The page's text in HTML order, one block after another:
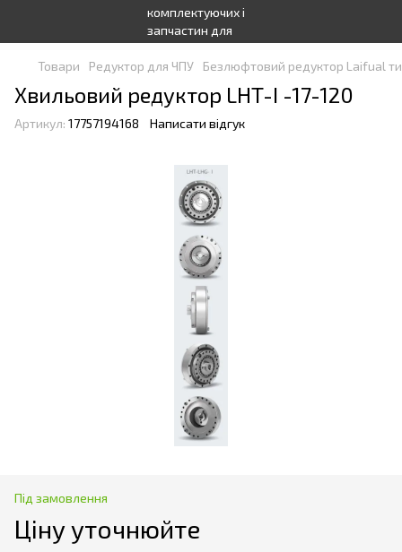
Товари Редуктор для ЧПУ Безлюфтовий редуктор Laifual
Хвильовий редуктор LHT-I -17-120
Артикул: 17757194168 Написати відгук
Під замовлення
Ціну уточнюйте